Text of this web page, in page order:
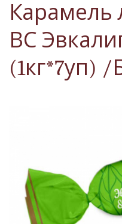
Карамель
ВС
(1кг*7уп)